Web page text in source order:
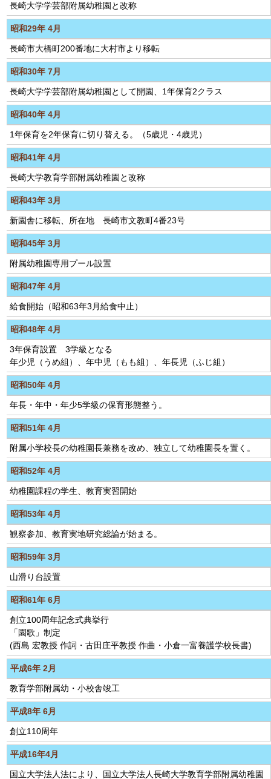
長崎大学学芸部附属幼稚園と改称
昭和29年 4月
長崎市大橋町200番地に大村市より移転
昭和30年 7月
長崎大学学芸部附属幼稚園として開園、1年保育2クラス
昭和40年 4月
1年保育を2年保育に切り替える。（5歳児・4歳児）
昭和41年 4月
長崎大学教育学部附属幼稚園と改称
昭和43年 3月
新園舎に移転、所在地 長崎市文教町4番23号
昭和45年 3月
附属幼稚園専用プール設置
昭和47年 4月
給食開始（昭和63年3月給食中止）
昭和48年 4月
3年保育設置 3学級となる
年少児（うめ組）、年中児（もも組）、年長児（ふじ組）
昭和50年 4月
年長・年中・年少5学級の保育形態整う。
昭和51年 4月
附属小学校長の幼稚園長兼務を改め、独立して幼稚園長を置く。
昭和52年 4月
幼稚園課程の学生、教育実習開始
昭和53年 4月
観察参加、教育実地研究総論が始まる。
昭和59年 3月
山滑り台設置
昭和61年 6月
創立100周年記念式典挙行
「園歌」制定
(西島 宏教授 作詞・古田庄平教授 作曲・小倉一富養護学校長書)
平成6年 2月
教育学部附属幼・小校舎竣工
平成8年 6月
創立110周年
平成16年4月
国立大学法人法により、国立大学法人長崎大学教育学部附属幼稚園